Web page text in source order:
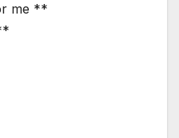
me **